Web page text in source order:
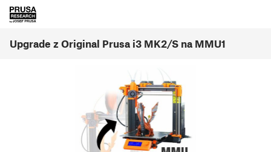
Upgrade z Original Prusa i3 MK2/S na MMU1